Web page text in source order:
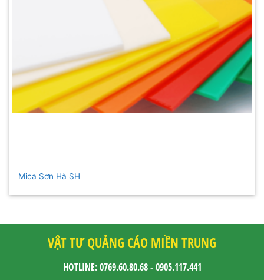
Mica Sơn Hà SH
VẬT TƯ QUẢNG CÁO MIỀN TRUNG
HOTLINE: 0769.60.80.68 - 0905.117.441